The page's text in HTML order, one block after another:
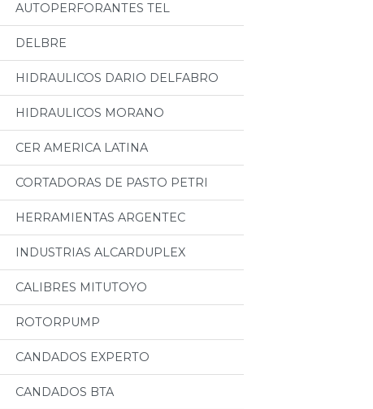
AUTOPERFORANTES TEL
DELBRE
HIDRAULICOS DARIO DELFABRO
HIDRAULICOS MORANO
CER AMERICA LATINA
CORTADORAS DE PASTO PETRI
HERRAMIENTAS ARGENTEC
INDUSTRIAS ALCARDUPLEX
CALIBRES MITUTOYO
ROTORPUMP
CANDADOS EXPERTO
CANDADOS BTA